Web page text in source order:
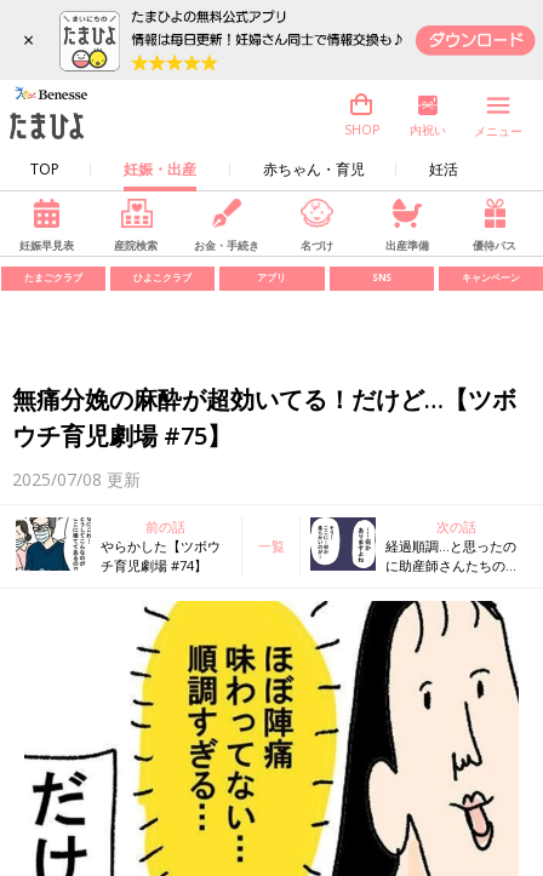
×
TOP 妊娠・出産 赤ちゃん・育児 妊活
SHOP 内祝い メニュー
妊娠早見表 産院検索 お金・手続き 名づけ 出産準備 優待パス
たまごクラブ ひよこクラブ アプリ SNS キャンペーン
無痛分娩の麻酔が超効いてる！だけど…【ツボ
ウチ育児劇場 #75】
2025/07/08 更新
前の話
やらかした【ツボウ
チ育児劇場 #74】
一覧
次の話
経過順調…と思ったの
に助産師さんたちの様
チ育児劇場 #76】